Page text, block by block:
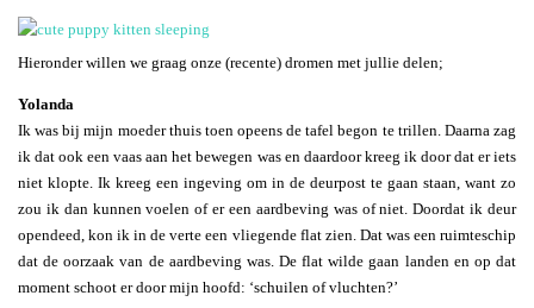
Hieronder willen we graag onze (recente) dromen met jullie delen;
Yolanda
Ik was bij mijn moeder thuis toen opeens de tafel begon te trillen. Daarna zag
ik dat ook een vaas aan het bewegen was en daardoor kreeg ik door dat er iets
niet klopte. Ik kreeg een ingeving om in de deurpost te gaan staan, want zo
zou ik dan kunnen voelen of er een aardbeving was of niet. Doordat ik deur
opendeed, kon ik in de verte een vliegende flat zien. Dat was een ruimteschip
dat de oorzaak van de aardbeving was. De flat wilde gaan landen en op dat
moment schoot er door mijn hoofd: ‘schuilen of vluchten?’